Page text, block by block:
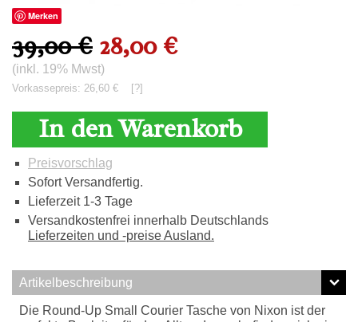
Merken
39,00 € 28,00 €
(inkl. 19% Mwst)
Vorkassepreis: 26,60 € [?]
In den Warenkorb
Preisvorschlag
Sofort Versandfertig.
Lieferzeit 1-3 Tage
Versandkostenfrei innerhalb Deutschlands
Lieferzeiten und -preise Ausland.
Artikelbeschreibung
Die Round-Up Small Courier Tasche von Nixon ist der